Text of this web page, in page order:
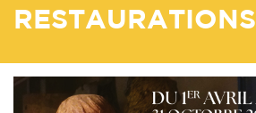
RESTAURATIONS